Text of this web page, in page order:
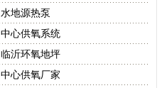
水地源热泵
中心供氧系统
临沂环氧地坪
中心供氧厂家